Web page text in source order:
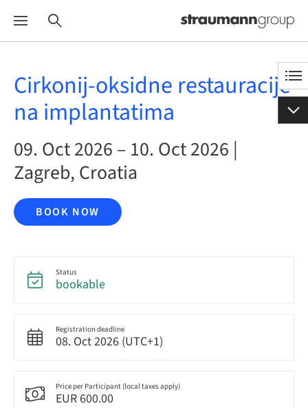
Cirkonij-oksidne restauracije
na implantatima
09. Oct 2026 – 10. Oct 2026 |
Zagreb, Croatia
BOOK NOW
Status
bookable
Registration deadline
08. Oct 2026 (UTC+1)
Price per Participant (local taxes apply)
EUR 600.00